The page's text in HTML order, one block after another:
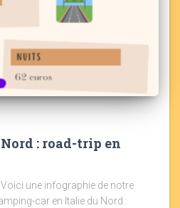
: road-trip en
Voici une infographie de notre
car en Italie du Nord :